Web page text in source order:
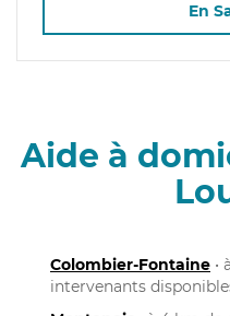
En
Aide à
Colombier-Fontaine •
intervenants